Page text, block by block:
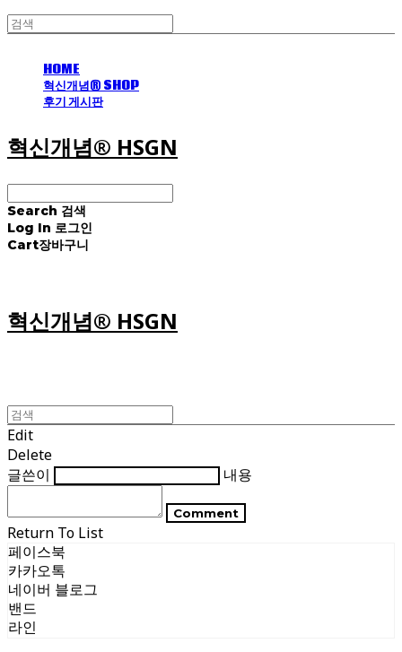
HOME
혁신개념® SHOP
후기 게시판
혁신개념® HSGN
Search 검색
Log In 로그인
Cart장바구니
혁신개념® HSGN
Edit
Delete
글쓴이
내용
Comment
Return To List
페이스북
카카오톡
네이버 블로그
밴드
라인